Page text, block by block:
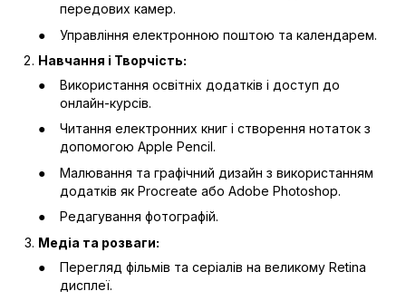
передових камер.
Управління електронною поштою та календарем.
Навчання і Творчість:
Використання освітніх додатків і доступ до
онлайн-курсів.
Читання електронних книг і створення нотаток з
допомогою Apple Pencil.
Малювання та графічний дизайн з використанням
додатків як Procreate або Adobe Photoshop.
Редагування фотографій.
Медіа та розваги:
Перегляд фільмів та серіалів на великому Retina
дисплеї.